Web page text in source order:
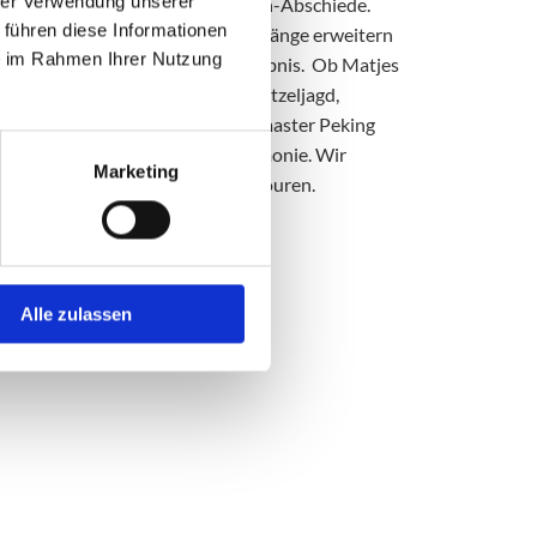
diese Informationen
Rahmen Ihrer Nutzung
Marketing
Alle zulassen
oder St. Pauli + weitere Rundgänge erweitern
Gemeinschaftserlebnis. Ob Matjes
& Kuchen-Stopp, eine Schnitzeljagd,
Liedersingen auf dem Viermaster Peking
in der Hamburger Elbphilharmonie. Wir
Erlebnisse rund um unsere Touren.
uns an.